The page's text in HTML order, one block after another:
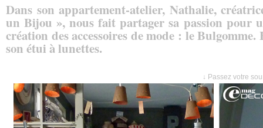
Dans son appartement-atelier, Nathalie,
un Bijou », nous fait partager sa passion pour
création des accessoires de mode : le
son étui à lunettes.
↓ Passez votre